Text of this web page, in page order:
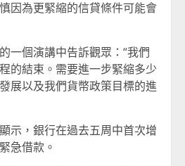
因為更緊縮的信貸條件可能會
一個演講中告訴觀眾：“我們
的結束。需要進一步緊縮多少
展以及我們貨幣政策目標的進
示，銀行在過去五周中首次增
急借款。